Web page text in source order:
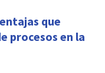
que
procesos en la